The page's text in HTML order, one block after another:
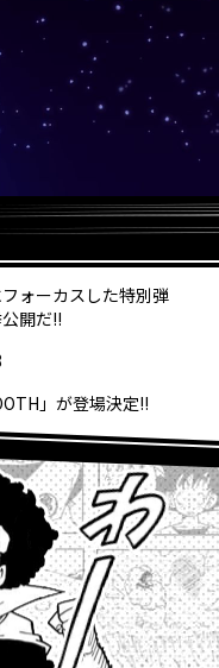
ォーカスした特別弾
開だ!!
」が登場決定!!
ナルビッグサイズウェアが
ミックス3巻が発売！
悟空」のスキルを公開！
』の「グラノラ」！
印＆各種ふろくも充実!!